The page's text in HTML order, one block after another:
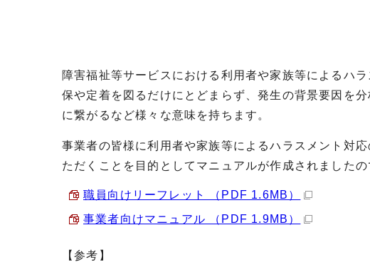
障害福祉等サービスにおける利用者や家族等によるハ
保や定着を図るだけにとどまらず、発生の背景要因を
に繋がるなど様々な意味を持ちます。
事業者の皆様に利用者や家族等によるハラスメント対
ただくことを目的としてマニュアルが作成されましたの
職員向けリーフレット （PDF 1.6MB）
事業者向けマニュアル （PDF 1.9MB）
【参考】